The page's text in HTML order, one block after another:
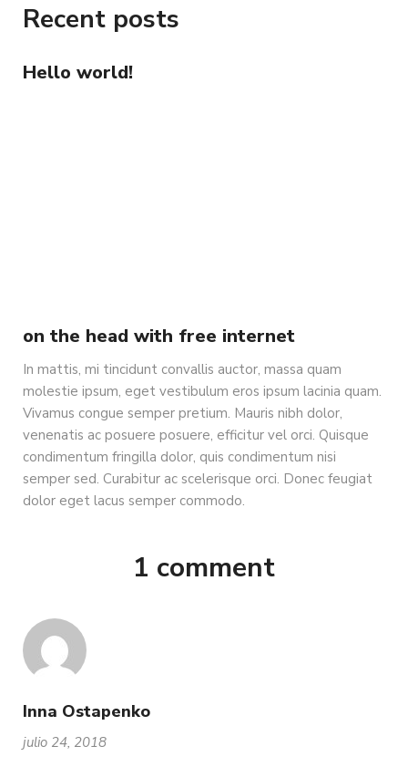
Recent posts
Hello world!
on the head with free internet
In mattis, mi tincidunt convallis auctor, massa quam
molestie ipsum, eget vestibulum eros ipsum lacinia quam.
Vivamus congue semper pretium. Mauris nibh dolor,
venenatis ac posuere posuere, efficitur vel orci. Quisque
condimentum fringilla dolor, quis condimentum nisi
semper sed. Curabitur ac scelerisque orci. Donec feugiat
dolor eget lacus semper commodo.
1 comment
Inna Ostapenko
julio 24, 2018